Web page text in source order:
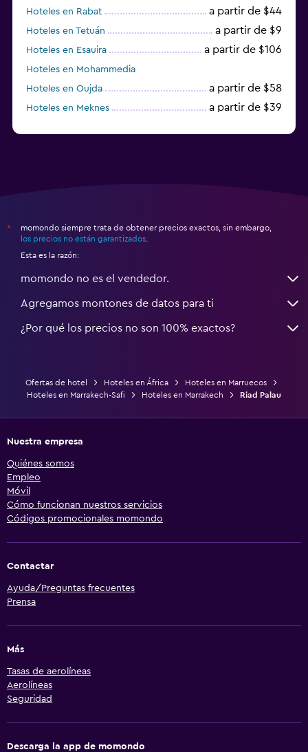
Hoteles en Rabat a partir de $44
Hoteles en Tetuán a partir de $9
Hoteles en Esauira a partir de $106
Hoteles en Mohammedia
Hoteles en Oujda
a partir de $58
Hoteles en Meknes a partir de $39
*
momondo siempre trata de obtener precios exactos, sin embargo,
los precios no están garantizados
Esta es la razón:
momondo no es el vendedor.
Agregamos montones de datos para ti
¿Por qué los precios no son 100% exactos?
Ofertas de hotel Hoteles en África
Hoteles en Marruecos
Hoteles en Marrakech-Safi
Hoteles en Marrakech Riad Palau
Nuestra empresa
Quiénes somos
Empleo
Móvil
Cómo funcionan nuestros servicios
Códigos promocionales momondo
Contactar
Ayuda/Preguntas frecuentes
Prensa
Más
Tasas de aerolíneas
Aerolíneas
Seguridad
Descarga la app de momondo